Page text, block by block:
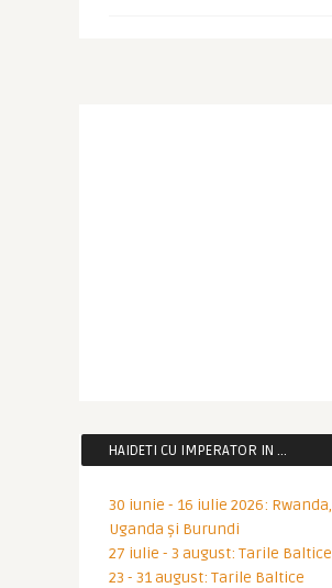
HAIDETI CU IMPERATOR IN …
30 iunie - 16 iulie 2026: Rwanda,
Uganda și Burundi
27 iulie - 3 august: Tarile Baltice
23 - 31 august: Tarile Baltice